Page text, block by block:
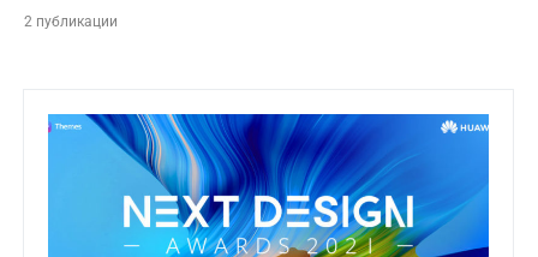
2 публикации